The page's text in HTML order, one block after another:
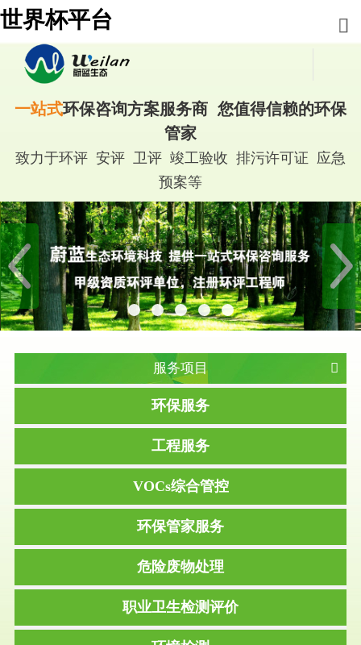
世界杯平台
一站式环保咨询方案服务商 您值得信赖的环保
管家
致力于环评 安评 卫评 竣工验收 排污许可证 应急
预案等
服务项目
环保服务
工程服务
VOCs综合管控
环保管家服务
危险废物处理
职业卫生检测评价